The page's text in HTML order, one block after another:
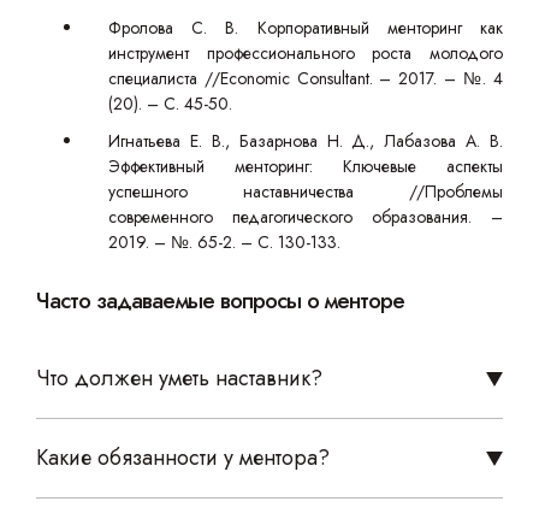
Фролова С. В. Корпоративный менторинг как
инструмент профессионального роста молодого
специалиста //Economic Consultant. – 2017. – №. 4
(20). – С. 45-50.
Игнатьева Е. В., Базарнова Н. Д., Лабазова А. В.
Эффективный менторинг: Ключевые аспекты
успешного наставничества //Проблемы
современного педагогического образования. –
2019. – №. 65-2. – С. 130-133.
Часто задаваемые вопросы о менторе
Что должен уметь наставник?
Какие обязанности у ментора?